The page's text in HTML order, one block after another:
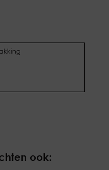
ook: